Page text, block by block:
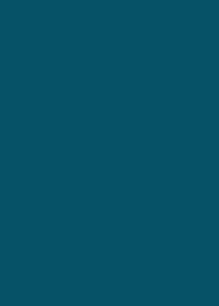
FM. De Imbabura legalmente asignada